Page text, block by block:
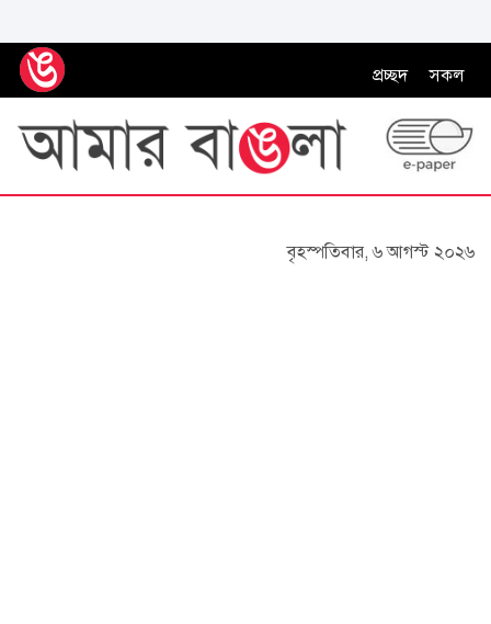
প্রচ্ছদ সকল
বৃহস্পতিবার, ৬ আগস্ট ২০২৬